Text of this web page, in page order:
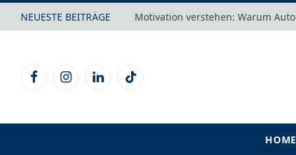
NEUESTE BEITRÄGE
FacebookInstagramLinkedInTikTok
HOME